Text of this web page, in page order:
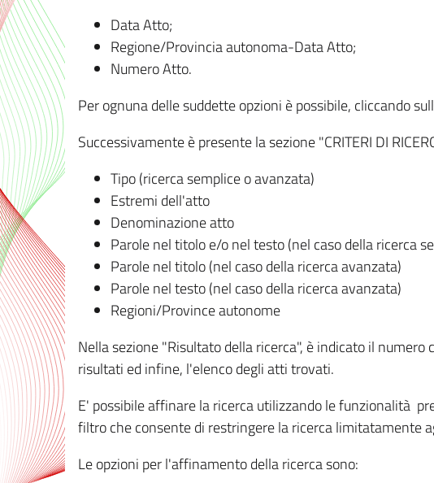
Data Atto;
Regione/Provincia autonoma-Data Atto;
Numero Atto.
Per ognuna delle suddette opzioni è possibile, cliccando
Successivamente è presente la sezione "CRITERI DI
Tipo (ricerca semplice o avanzata)
Estremi dell'atto
Denominazione atto
Parole nel titolo e/o nel testo (nel caso della ricerca
Parole nel titolo (nel caso della ricerca avanzata)
Parole nel testo (nel caso della ricerca avanzata)
Regioni/Province autonome
Nella sezione "Risultato della ricerca", è indicato il
risultati ed infine, l'elenco degli atti trovati.
E' possibile affinare la ricerca utilizzando le funzionalità
filtro che consente di restringere la ricerca limitatamente
Le opzioni per l'affinamento della ricerca sono: